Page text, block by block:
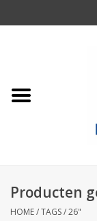
Tennisrackets
Producten
HOME/TAGS/26"